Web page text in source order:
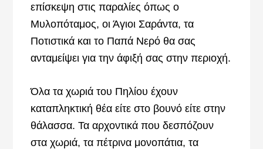
επίσκεψη στις παραλίες όπως ο
Μυλοπόταμος, οι Άγιοι Σαράντα, τα
Ποτιστικά και το Παπά Νερό θα σας
ανταμείψει για την άφιξή σας στην περιοχή.
Όλα τα χωριά του Πηλίου έχουν
καταπληκτική θέα είτε στο βουνό είτε στην
θάλασσα. Τα αρχοντικά που δεσπόζουν
στα χωριά, τα πέτρινα μονοπάτια, τα